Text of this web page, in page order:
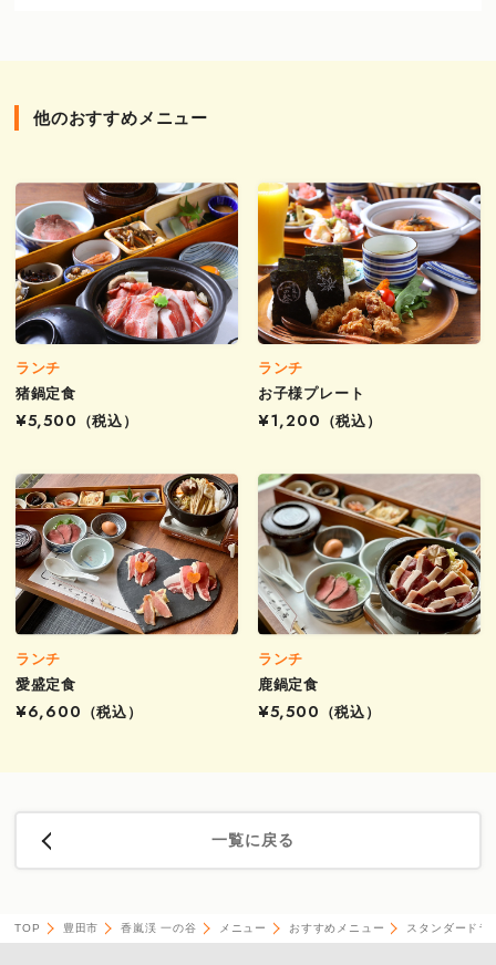
他のおすすめメニュー
ランチ
猪鍋定食
¥5,500
（税込）
ランチ
お子様プレート
¥1,200
（税込）
ランチ
愛盛定食
¥6,600
（税込）
ランチ
鹿鍋定食
¥5,500
（税込）
一覧に戻る
TOP 豊田市 香嵐渓 一の谷 メニュー おすすめメニュー スタンダードラ